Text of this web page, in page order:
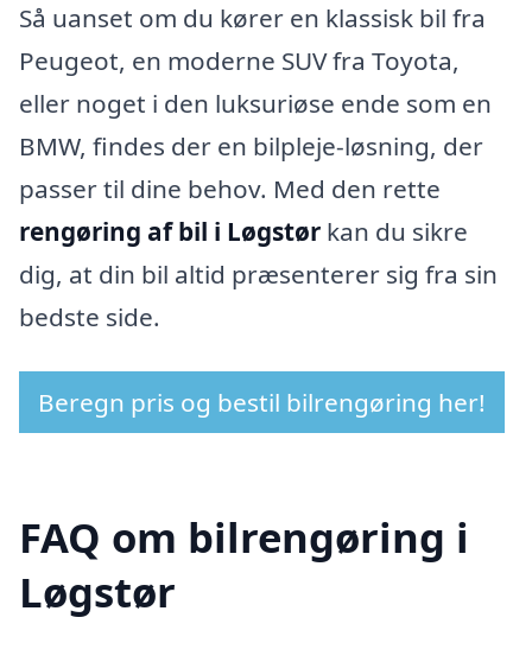
Så uanset om du kører en klassisk bil fra
Peugeot, en moderne SUV fra Toyota,
eller noget i den luksuriøse ende som en
BMW, findes der en bilpleje-løsning, der
passer til dine behov. Med den rette
rengøring af bil i Løgstør kan du sikre
dig, at din bil altid præsenterer sig fra sin
bedste side.
Beregn pris og bestil bilrengøring her!
FAQ om bilrengøring i
Løgstør